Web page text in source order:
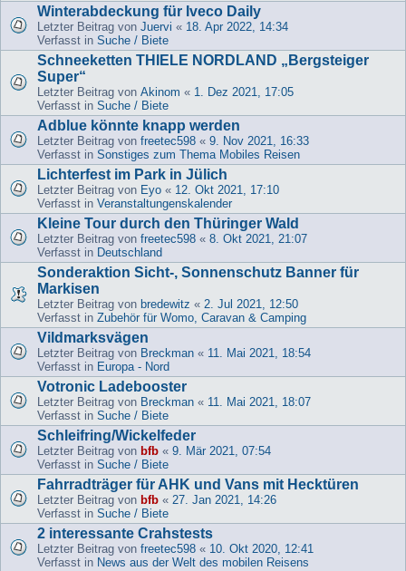
Winterabdeckung für Iveco Daily
Letzter Beitrag von Juervi « 18. Apr 2022, 14:34
Verfasst in Suche / Biete
Schneeketten THIELE NORDLAND „Bergsteiger
Super“
Letzter Beitrag von Akinom « 1. Dez 2021, 17:05
Verfasst in Suche / Biete
Adblue könnte knapp werden
Letzter Beitrag von freetec598 « 9. Nov 2021, 16:33
Verfasst in Sonstiges zum Thema Mobiles Reisen
Lichterfest im Park in Jülich
Letzter Beitrag von Eyo « 12. Okt 2021, 17:10
Verfasst in Veranstaltungenskalender
Kleine Tour durch den Thüringer Wald
Letzter Beitrag von freetec598 « 8. Okt 2021, 21:07
Verfasst in Deutschland
Sonderaktion Sicht-, Sonnenschutz Banner für
Markisen
Letzter Beitrag von bredewitz « 2. Jul 2021, 12:50
Verfasst in Zubehör für Womo, Caravan & Camping
Vildmarksvägen
Letzter Beitrag von Breckman « 11. Mai 2021, 18:54
Verfasst in Europa - Nord
Votronic Ladebooster
Letzter Beitrag von Breckman « 11. Mai 2021, 18:07
Verfasst in Suche / Biete
Schleifring/Wickelfeder
Letzter Beitrag von bfb « 9. Mär 2021, 07:54
Verfasst in Suche / Biete
Fahrradträger für AHK und Vans mit Hecktüren
Letzter Beitrag von bfb « 27. Jan 2021, 14:26
Verfasst in Suche / Biete
2 interessante Crahstests
Letzter Beitrag von freetec598 « 10. Okt 2020, 12:41
Verfasst in News aus der Welt des mobilen Reisens